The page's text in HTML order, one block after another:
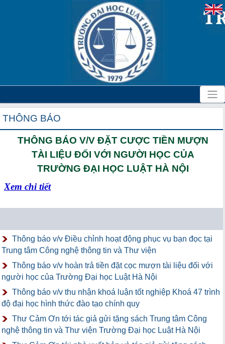
THÔNG BÁO
THÔNG BÁO V/V ĐẶT CƯỢC TIỀN MƯỢN
TÀI LIỆU ĐỐI VỚI NGƯỜI HỌC CỦA
TRƯỜNG ĐẠI HỌC LUẬT HÀ NỘI
Xem chi tiết
Thông báo v/v Điều chỉnh hoạt động phục vụ bạn đọc tại
Trung tâm Công nghệ thông tin và Thư viện
Thông báo v/v hoàn trả tiền đặt cọc mượn tài liệu đối với
người học của Trường Đại học Luật Hà Nội
Thông báo v/v thu nhận khoá luận tốt nghiệp Khoá 47 trình
độ đại học hình thức đào tạo chính quy
Thư Cảm Ơn tới tác giả gửi tặng sách Trung tâm Công
nghệ thông tin và Thư viện Trường Đại học Luật Hà Nội